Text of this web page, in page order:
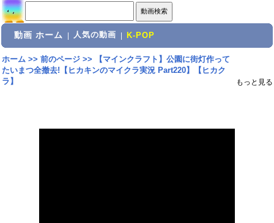
動画 ホーム 人気の動画 K-POP
ホーム>> 前のページ>>
【マインクラフト】公園に街灯作って
たいまつ全撤去!【ヒカキンのマイクラ実況 Part220】【ヒカク
ラ】
もっと見る